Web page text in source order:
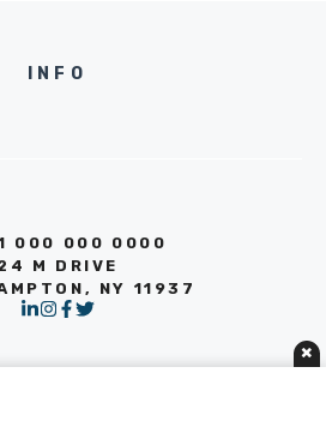
INFO
000 000 0000
M DRIVE
NY 11937
×